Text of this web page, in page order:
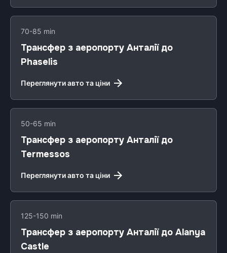
70-85 min
Трансфер з аеропорту Анталії до
Phaselis
Переглянути авто та ціни
50-65 min
Трансфер з аеропорту Анталії до
Termessos
Переглянути авто та ціни
125-150 min
Трансфер з аеропорту Анталії до Alanya
Castle